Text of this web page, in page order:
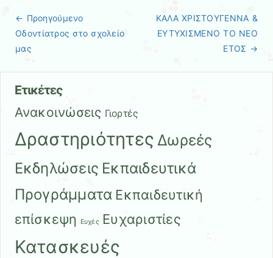
Πλοήγηση άρθρων
← Προηγούμενo
Οδοντίατρος στο σχολείο
μας
ΚΑΛΑ ΧΡΙΣΤΟΥΓΕΝΝΑ &
ΕΥΤΥΧΙΣΜΕΝΟ ΤΟ ΝΕΟ
ΕΤΟΣ →
Ετικέτες
Ανακοινώσεις Γιορτές
Δραστηριότητες Δωρεές
Εκδηλώσεις Εκπαιδευτικά
Προγράμματα Εκπαιδευτική
επίσκεψη
Ευχές Ευχαριστίες
Κατασκευές